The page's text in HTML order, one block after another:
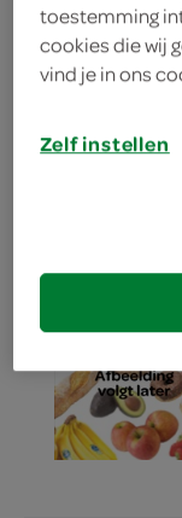
toestemming
cookies die wij
vind je in ons
Zelf instellen